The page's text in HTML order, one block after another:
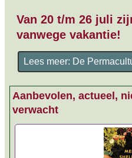
Van 20 t/m 26 juli
vanwege vakantie!
Lees meer: De
Aanbevolen, actueel,
verwacht